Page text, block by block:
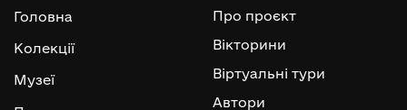
Головна
Колекції
Музеї
Про проєкт
Вікторини
Віртуальні тури
Автори